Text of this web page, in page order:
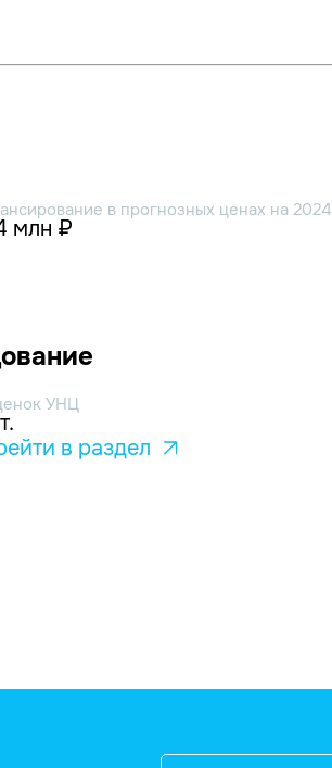
в прогнозных ценах на 2024
млн ₽
УНЦ
в раздел